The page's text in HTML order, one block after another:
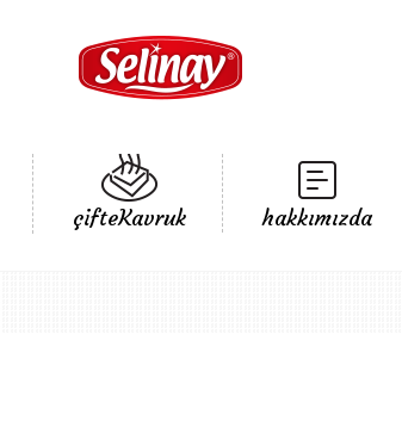
çifteKavruk hakkımızda